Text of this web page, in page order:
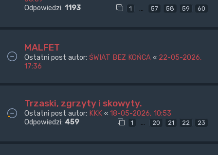
Odpowiedzi: 1193 1 … 57 58 59 60
MALFET
Ostatni post autor: ŚWIAT BEZ KOŃCA « 22-05-2026,
17:36
Trzaski, zgrzyty i skowyty.
Ostatni post autor: KKK « 18-05-2026, 10:53
Odpowiedzi: 459 1 … 20 21 22 23